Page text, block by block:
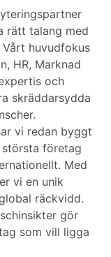
rätt talang med
huvudfokus
HR, Marknad
och
skräddarsydda
vi redan byggt
företag
Med
vi en unik
räckvidd.
gör
som vill ligga